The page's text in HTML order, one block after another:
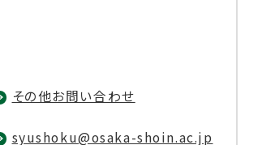
で
その他お問い合わせ
syushoku@osaka-shoin.ac.jp